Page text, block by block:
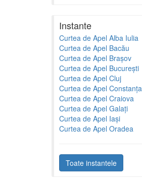
Instante
Curtea de Apel Alba Iulia
Curtea de Apel Bacău
Curtea de Apel Brașov
Curtea de Apel București
Curtea de Apel Cluj
Curtea de Apel Constanța
Curtea de Apel Craiova
Curtea de Apel Galați
Curtea de Apel Iași
Curtea de Apel Oradea
Toate instantele